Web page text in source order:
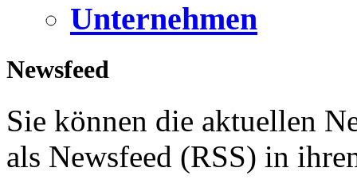
Unternehmen
Newsfeed
Sie können die aktuellen
als Newsfeed (RSS) in